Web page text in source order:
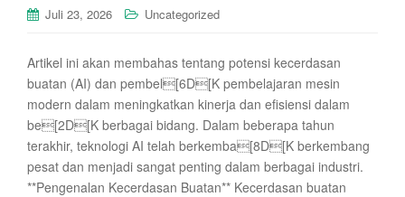
Juli 23, 2026 Uncategorized
Artikel ini akan membahas tentang potensi kecerdasan
buatan (AI) dan pembel[6D[K pembelajaran mesin
modern dalam meningkatkan kinerja dan efisiensi dalam
be[2D[K berbagai bidang. Dalam beberapa tahun
terakhir, teknologi AI telah berkemba[8D[K berkembang
pesat dan menjadi sangat penting dalam berbagai industri.
**Pengenalan Kecerdasan Buatan** Kecerdasan buatan